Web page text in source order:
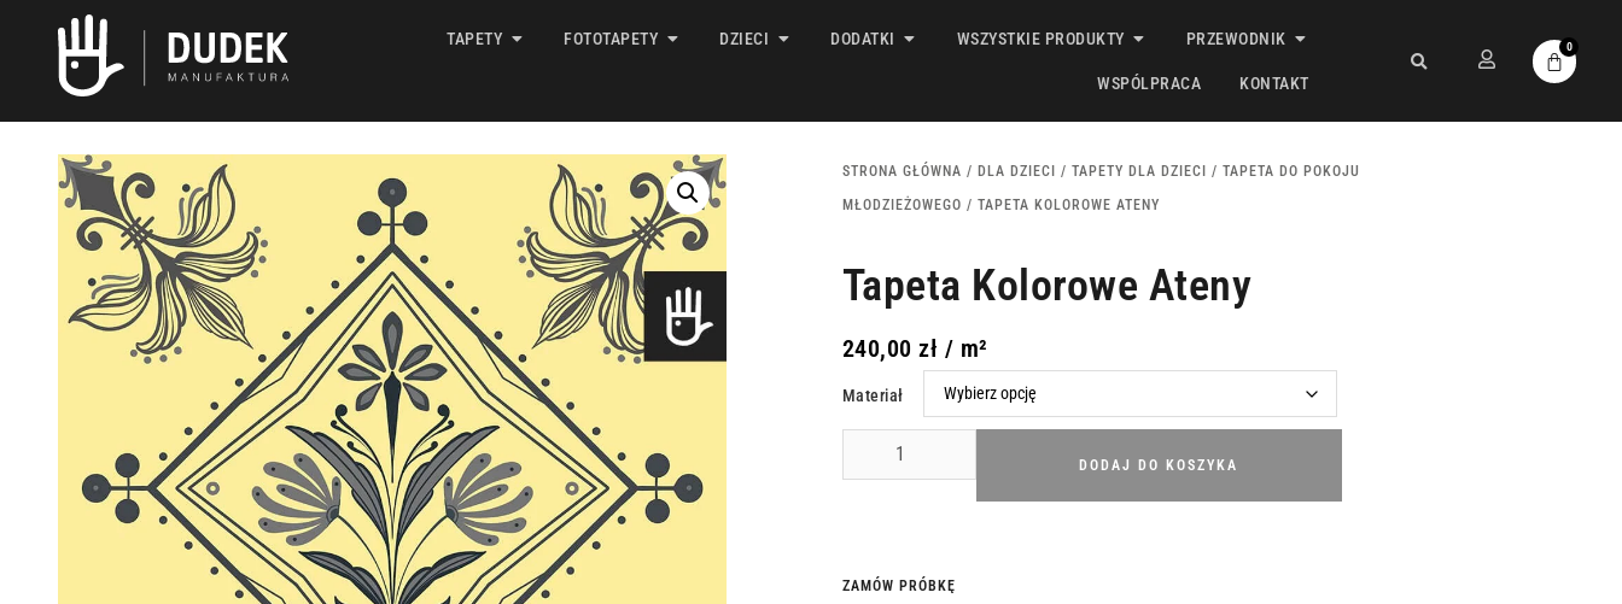
TAPETY FOTOTAPETY DZIECI DODATKI WSZYSTKIE PRODUKTY PRZEWODNIK
WSPÓLPRACA KONTAKT
0
STRONA GŁÓWNA / DLA DZIECI / TAPETY DLA DZIECI / TAPETA DO POKOJU
MŁODZIEŻOWEGO / TAPETA KOLOROWE ATENY
Tapeta Kolorowe Ateny
240,00zł / m²
Materiał
DODAJ DO KOSZYKA
ZAMÓW PRÓBKĘ